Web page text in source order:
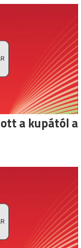
a kupától a